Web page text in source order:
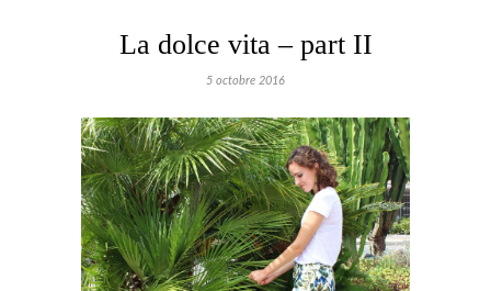
La dolce vita – part II
5 octobre 2016